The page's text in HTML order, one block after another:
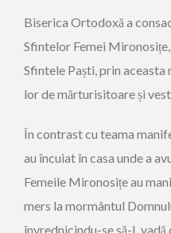
Biserica Ortodoxă a
Sfintelor Femei
Sfintele Paști, prin aceasta
lor de mărturisitoare și
În contrast cu teama
au încuiat în casa unde a
Femeile Mironosițe au
mers la mormântul
învrednicindu-se să-L